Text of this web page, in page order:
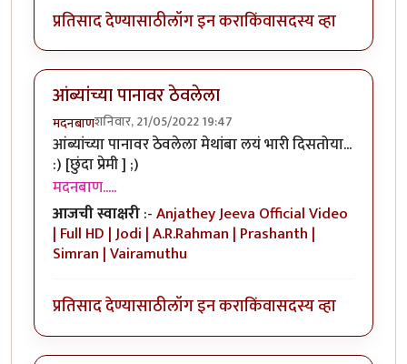
प्रतिसाद देण्यासाठीलॉग इन कराकिंवासदस्य व्हा
आंब्यांच्या पानावर ठेवलेला
मदनबाणशनिवार, 21/05/2022 19:47
आंब्यांच्या पानावर ठेवलेला मेथांबा लयं भारी दिसतोया...
:) [छुंदा प्रेमी ] ;)
मदनबाण.....
आजची स्वाक्षरी:-Anjathey Jeeva Official Video
| Full HD | Jodi | A.R.Rahman | Prashanth |
Simran | Vairamuthu
प्रतिसाद देण्यासाठीलॉग इन कराकिंवासदस्य व्हा